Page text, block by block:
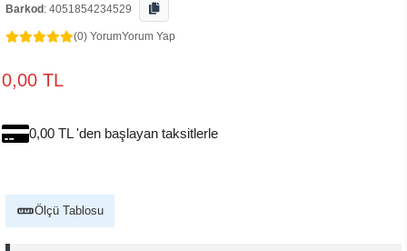
Barkod : 4051854234529
(0) YorumYorum Yap
0,00 TL
0,00 TL 'den başlayan taksitlerle
Ölçü Tablosu